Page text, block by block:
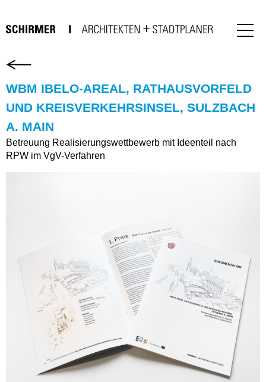
WBM IBELO-AREAL, RATHAUSVORFELD
UND KREISVERKEHRSINSEL, SULZBACH
A. MAIN
Betreuung Realisierungswettbewerb mit Ideenteil nach
RPW im VgV-Verfahren